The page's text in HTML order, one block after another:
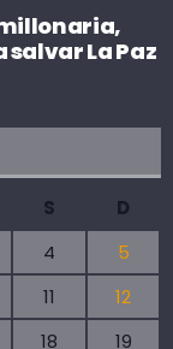
La Paz
S
D
4
5
11
12
18 19